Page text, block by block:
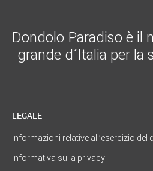
Dondolo Paradiso è il
grande d´Italia per la
LEGALE
Informazioni relative all’esercizio del
Informativa sulla privacy